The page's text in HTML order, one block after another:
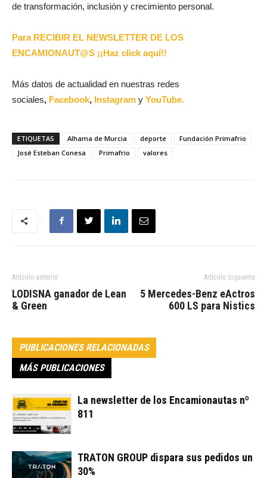
de transformación, inclusión y crecimiento personal.
Para RECIBIR EL NEWSLETTER DE LOS
ENCAMIONAUT@S ¡¡Haz click aquí!!
Más datos de actualidad en nuestras redes
sociales, Facebook, Instagram y YouTube.
ETIQUETAS Alhama de Murcia deporte
Fundación Primafrio
José Esteban Conesa
Primafrio valores
Artículo anterior
LODISNA ganador de Lean
& Green
Artículo siguiente
5 Mercedes-Benz eActros
600 LS para Nistics
PUBLICACIONES RELACIONADAS
MÁS PUBLICACIONES
La newsletter de los Encamionautas nº
811
TRATON GROUP dispara sus pedidos un
30%